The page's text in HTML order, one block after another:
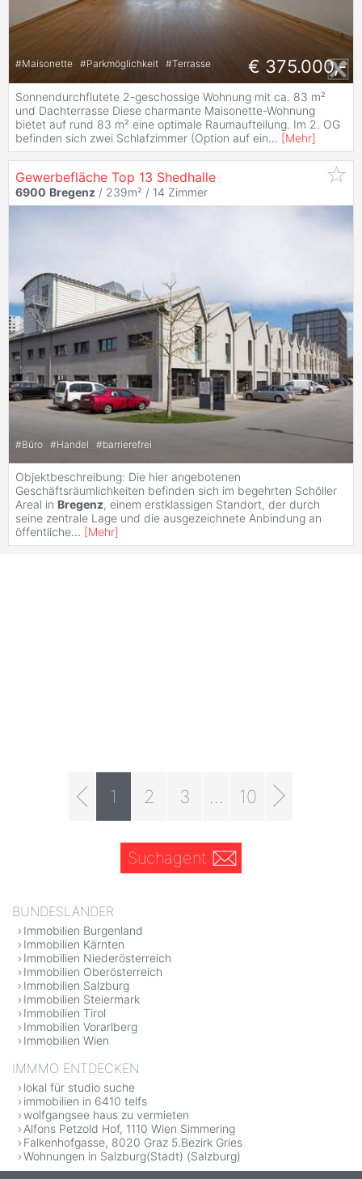
#Maisonette #Parkmöglichkeit #Terrasse € 375.000,-
Sonnendurchflutete 2-geschossige Wohnung mit ca. 83 m²
und Dachterrasse Diese charmante Maisonette-Wohnung
bietet auf rund 83 m² eine optimale Raumaufteilung. Im 2. OG
befinden sich zwei Schlafzimmer (Option auf ein... [Mehr]
Gewerbefläche Top 13 Shedhalle
6900 Bregenz / 239m² / 14 Zimmer
#Büro #Handel #barrierefrei
Objektbeschreibung: Die hier angebotenen
Geschäftsräumlichkeiten befinden sich im begehrten Schöller
Areal in Bregenz, einem erstklassigen Standort, der durch
seine zentrale Lage und die ausgezeichnete Anbindung an
öffentliche... [Mehr]
1 2 3 10
Suchagent
BUNDESLÄNDER
Immobilien Burgenland
Immobilien Kärnten
Immobilien Niederösterreich
Immobilien Oberösterreich
Immobilien Salzburg
Immobilien Steiermark
Immobilien Tirol
Immobilien Vorarlberg
Immobilien Wien
IMMMO ENTDECKEN
lokal für studio suche
immobilien in 6410 telfs
wolfgangsee haus zu vermieten
Alfons Petzold Hof, 1110 Wien Simmering
Falkenhofgasse, 8020 Graz 5.Bezirk Gries
Wohnungen in Salzburg(Stadt) (Salzburg)